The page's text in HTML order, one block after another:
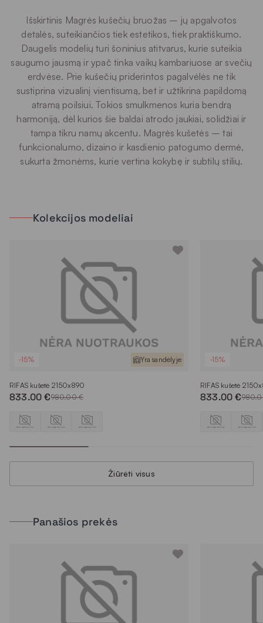
Išskirtinis Magrės kušečių bruožas – jų apgalvotos
detalės, suteikiančios tiek estetikos, tiek praktiškumo.
Daugelis modelių turi šoninius atitvarus, kurie suteikia
saugumo jausmą ir ypač tinka vaikų kambariuose ar svečių
erdvėse. Prie kušečių priderintos pagalvėlės ne tik
sustiprina vizualinį vientisumą, bet ir užtikrina papildomą
atramą poilsiui. Tokios smulkmenos kuria bendrą
harmoniją, dėl kurios šie baldai atrodo jaukiai, solidžiai ir
tampa tikru namų akcentu. Magrės kušetės – tai
funkcionalumo, dizaino ir kasdienio patogumo dermė,
sukurta žmonėms, kurie vertina kokybę ir subtilų stilių.
Kolekcijos modeliai
-15% Yra sandėlyje
RIFAS kušetė 2150x890
833.00 €980.00 €
-15%
RIFAS kušetė
833.00 €
Žiūrėti visus
Panašios prekės